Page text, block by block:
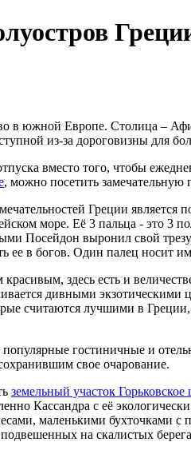
в южной Европе. Столица –
из-за дороговизны для
вместо того, чтобы
, можно посетить
Греции
море. Её 3 пальца - это 3
Посейдон выронил свой
ее в богов. Один палец носит
здесь есть и
дивными экзотическими
считаются лучшими в
гостиничные и
свое очарование.
земельный участок Горьковское
Кассандра с её
маленькими бухточками
на скалистых